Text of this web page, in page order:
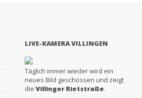
LIVE-KAMERA VILLINGEN
Täglich immer wieder wird ein
neues Bild geschossen und zeigt
dieVillinger Rietstraße.